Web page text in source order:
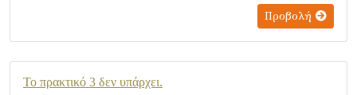
Προβολή
Το πρακτικό 3 δεν υπάρχει.